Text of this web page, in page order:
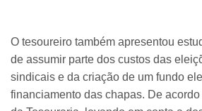
O tesoureiro também apresentou
de assumir parte dos custos das
sindicais e da criação de um fundo
financiamento das chapas. De